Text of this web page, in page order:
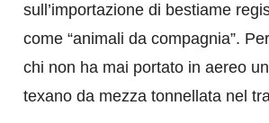
sull’importazione di bestiame
come “animali da compagnia”.
chi non ha mai portato in aereo
texano da mezza tonnellata nel